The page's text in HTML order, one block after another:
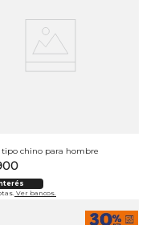
tipo chino para hombre
Ver bancos.